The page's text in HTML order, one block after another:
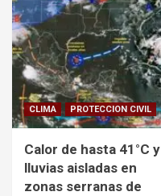
CLIMA PROTECCION CIVIL
Calor de hasta 41°C y
lluvias aisladas en
zonas serranas de